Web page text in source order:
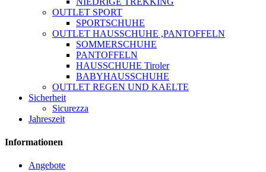
OUTLET SPORT
SPORTSCHUHE
OUTLET HAUSSCHUHE ,PANTOFFELN
SOMMERSCHUHE
PANTOFFELN
HAUSSCHUHE Tiroler
BABYHAUSSCHUHE
OUTLET REGEN UND KAELTE
Sicherheit
Sicurezza
Jahreszeit
Informationen
Angebote